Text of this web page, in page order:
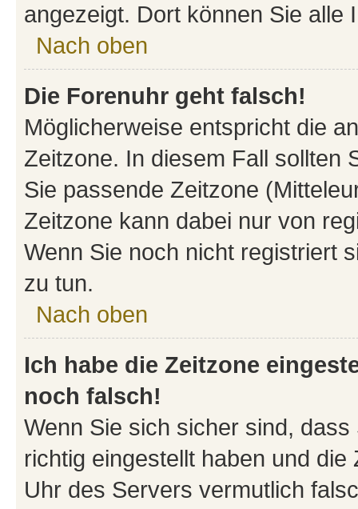
angezeigt. Dort können Sie alle
Nach oben
Die Forenuhr geht falsch!
Möglicherweise entspricht die
Zeitzone. In diesem Fall sollten
Sie passende Zeitzone
Zeitzone kann dabei nur von
Wenn Sie noch nicht registriert
zu tun.
Nach oben
Ich habe die Zeitzone
noch falsch!
Wenn Sie sich sicher sind,
richtig eingestellt haben und
Uhr des Servers vermutlich